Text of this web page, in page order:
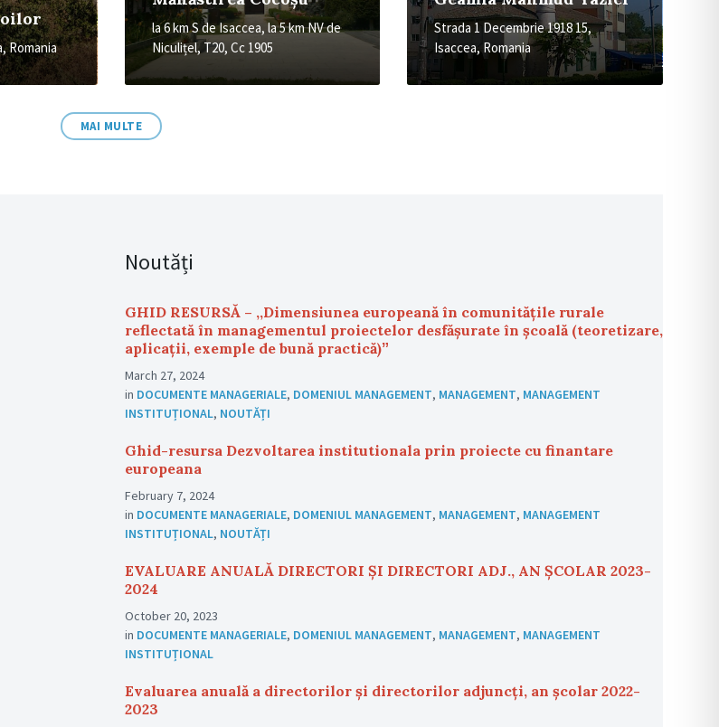
Romania
la 6 km S de Isaccea, la 5 km NV de
Niculițel, T20, Cc 1905
Strada 1 Decembrie 1918 15,
Isaccea, Romania
MAI MULTE
Noutăți
GHID RESURSĂ – ,,Dimensiunea europeană în comunitățile rurale
reflectată în managementul proiectelor desfășurate în școală (teoretizare,
aplicații, exemple de bună practică)ˮ
March 27, 2024
in DOCUMENTE MANAGERIALE, DOMENIUL MANAGEMENT, MANAGEMENT, MANAGEMENT
INSTITUȚIONAL, NOUTĂȚI
Ghid-resursa Dezvoltarea institutionala prin proiecte cu finantare
europeana
February 7, 2024
in DOCUMENTE MANAGERIALE, DOMENIUL MANAGEMENT, MANAGEMENT, MANAGEMENT
INSTITUȚIONAL, NOUTĂȚI
EVALUARE ANUALĂ DIRECTORI ȘI DIRECTORI ADJ., AN ȘCOLAR 2023-
2024
October 20, 2023
in DOCUMENTE MANAGERIALE, DOMENIUL MANAGEMENT, MANAGEMENT, MANAGEMENT
INSTITUȚIONAL
Evaluarea anuală a directorilor și directorilor adjuncți, an școlar 2022-
2023